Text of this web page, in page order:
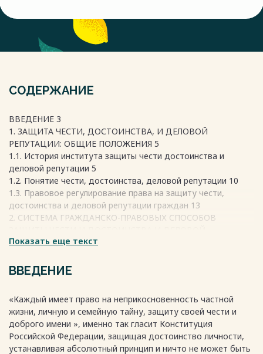
СОДЕРЖАНИЕ
ВВЕДЕНИЕ 3
1. ЗАЩИТА ЧЕСТИ, ДОСТОИНСТВА, И ДЕЛОВОЙ
РЕПУТАЦИИ: ОБЩИЕ ПОЛОЖЕНИЯ 5
1.1. История института защиты чести достоинства и
деловой репутации 5
1.2. Понятие чести, достоинства, деловой репутации 10
1.3. Правовое регулирование права на защиту чести,
достоинства и деловой репутации граждан 13
2. СИСТЕМА ГРАЖДАНСКО-ПРАВОВЫХ СПОСОБОВ
РЕПУТАЦИИ 22
деловой репутации граждан 22
2.2. Порядок защиты чести, достоинства и деловой
3. АКТУАЛЬНЫЕ ПРОБЛЕМЫ ОТДЕЛЬНЫХ СЛУЧАЕВ
ЗАЩИТЫ ЧЕСТИ, ДОСТОИНСТВА И ДЕЛОВОЙ РЕПУТАЦИИ
34
3.1. Особенности защиты чести, достоинства и деловой
Показать еще текст
ВВЕДЕНИЕ
«Каждый имеет право на неприкосновенность частной
жизни, личную и семейную тайну, защиту своей чести и
доброго имени », именно так гласит Конституция
Российской Федерации, защищая достоинство личности,
устанавливая абсолютный принцип и ничто не может быть